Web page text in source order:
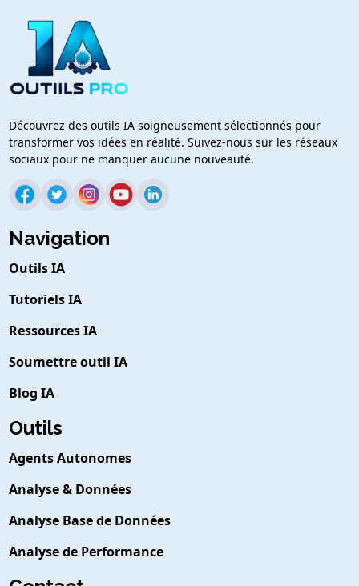
Découvrez des outils IA soigneusement sélectionnés pour
transformer vos idées en réalité. Suivez-nous sur les réseaux
sociaux pour ne manquer aucune nouveauté.
Navigation
Outils IA
Tutoriels IA
Ressources IA
Soumettre outil IA
Blog IA
Outils
Agents Autonomes
Analyse & Données
Analyse Base de Données
Analyse de Performance